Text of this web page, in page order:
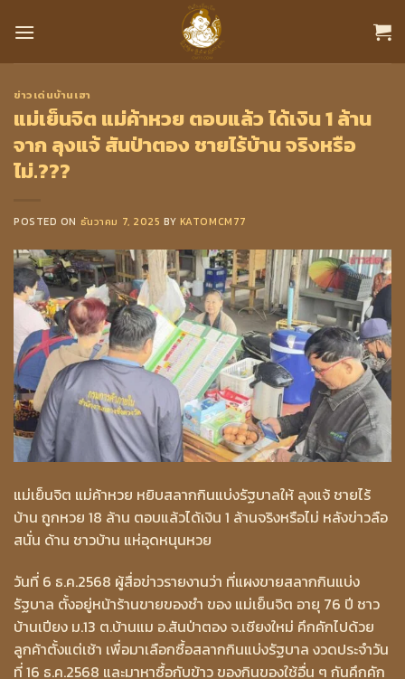
ข่าวเด่นบ้านเฮา
แม่เย็นจิต แม่ค้าหวย ตอบแล้ว ได้เงิน 1 ล้าน
จาก ลุงแจ้ สันป่าตอง ชายไร้บ้าน จริงหรือ
ไม่.???
POSTED ON ธันวาคม 7, 2025 BY KATOMCM77
แม่เย็นจิต แม่ค้าหวย หยิบสลากกินแบ่งรัฐบาลให้ ลุงแจ้ ชายไร้
บ้าน ถูกหวย 18 ล้าน ตอบแล้วได้เงิน 1 ล้านจริงหรือไม่ หลังข่าวลือ
สนั่น ด้าน ชาวบ้าน แห่อุดหนุนหวย
วันที่ 6 ธ.ค.2568 ผู้สื่อข่าวรายงานว่า ที่แผงขายสลากกินแบ่ง
รัฐบาล ตั้งอยู่หน้าร้านขายของชำ ของ แม่เย็นจิต อายุ 76 ปี ชาว
บ้านเปียง ม.13 ต.บ้านแม อ.สันป่าตอง จ.เชียงใหม่ คึกคักไปด้วย
ลูกค้าตั้งแต่เช้า เพื่อมาเลือกซื้อสลากกินแบ่งรัฐบาล งวดประจำวัน
ที่ 16 ธ.ค.2568 และมาหาซื้อกับข้าว ของกินของใช้อื่น ๆ กันคึกคัก